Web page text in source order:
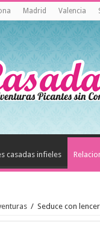
Madrid Valencia
casadas infieles
/ Seduce con